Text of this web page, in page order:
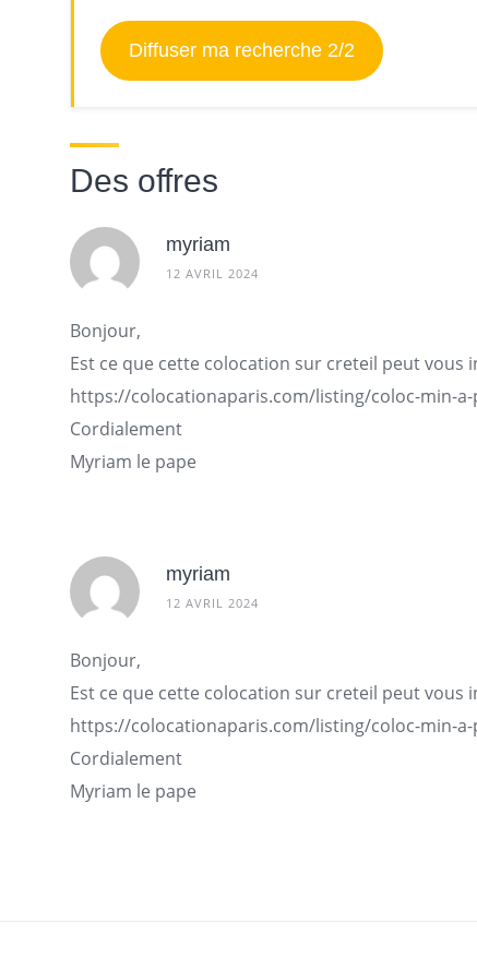
Diffuser ma recherche 2/2
Des offres
myriam
12 AVRIL 2024
Bonjour,
Est ce que cette colocation sur creteil peut vous
https://colocationaparis.com/listing/coloc-min-
Cordialement
Myriam le pape
myriam
12 AVRIL 2024
Bonjour,
Est ce que cette colocation sur creteil peut vous
https://colocationaparis.com/listing/coloc-min-
Cordialement
Myriam le pape